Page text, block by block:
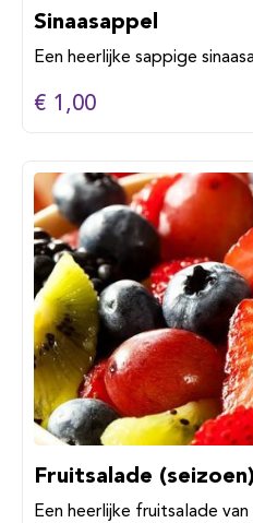
Sinaasappel
Een heerlijke sappige
€ 1,00
Fruitsalade (seizoen)
Een heerlijke fruitsalade